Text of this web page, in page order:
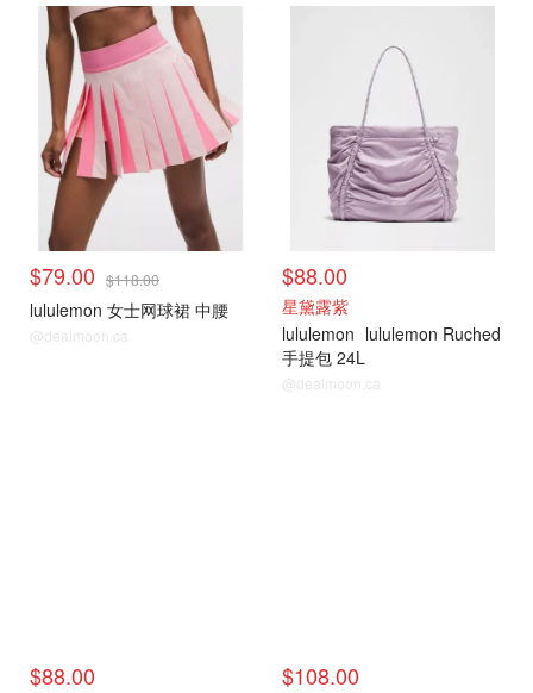
时尚穿搭
$79.00 $118.00
lululemon 女士网球裙 中腰
@dealmoon.ca
$88.00
星黛露紫
lululemon lululemon Ruched
手提包 24L
@dealmoon.ca
$88.00 $108.00